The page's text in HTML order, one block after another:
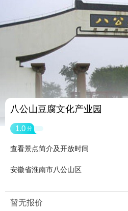
八公山豆腐文化产业园
1.0 分
查看景点简介及开放时间
安徽省淮南市八公山区
暂无报价